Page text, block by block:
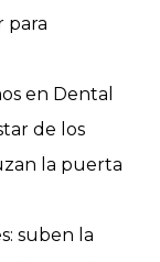
para
en Dental
de los
la puerta
suben la